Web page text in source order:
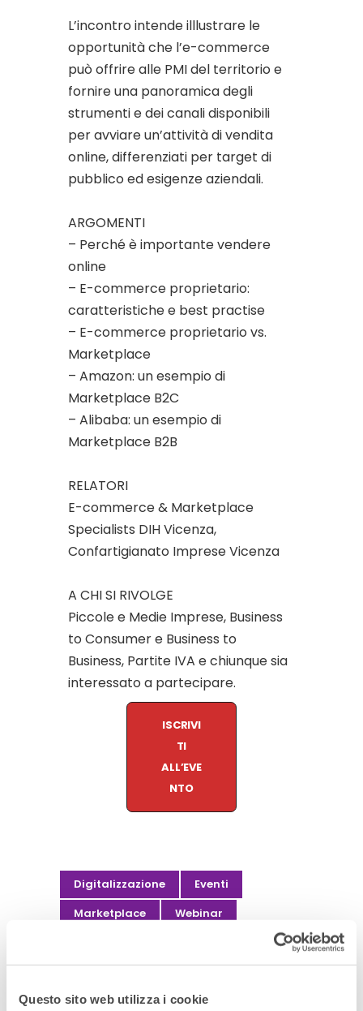
Questo sito web utilizza i cookie
L’incontro intende illlustrare le
opportunità che l’e-commerce
può offrire alle PMI del territorio e
fornire una panoramica degli
strumenti e dei canali disponibili
per avviare un’attività di vendita
online, differenziati per target di
pubblico ed esigenze aziendali.
ARGOMENTI
– Perché è importante vendere
online
– E-commerce proprietario:
caratteristiche e best practise
– E-commerce proprietario vs.
Marketplace
– Amazon: un esempio di
Marketplace B2C
– Alibaba: un esempio di
Marketplace B2B
RELATORI
E-commerce & Marketplace
Specialists DIH Vicenza,
Confartigianato Imprese Vicenza
A CHI SI RIVOLGE
Piccole e Medie Imprese, Business
to Consumer e Business to
Business, Partite IVA e chiunque sia
interessato a partecipare.
ISCRIVI
TI
ALL’EVE
NTO
Digitalizzazione
Eventi
Marketplace
Webinar